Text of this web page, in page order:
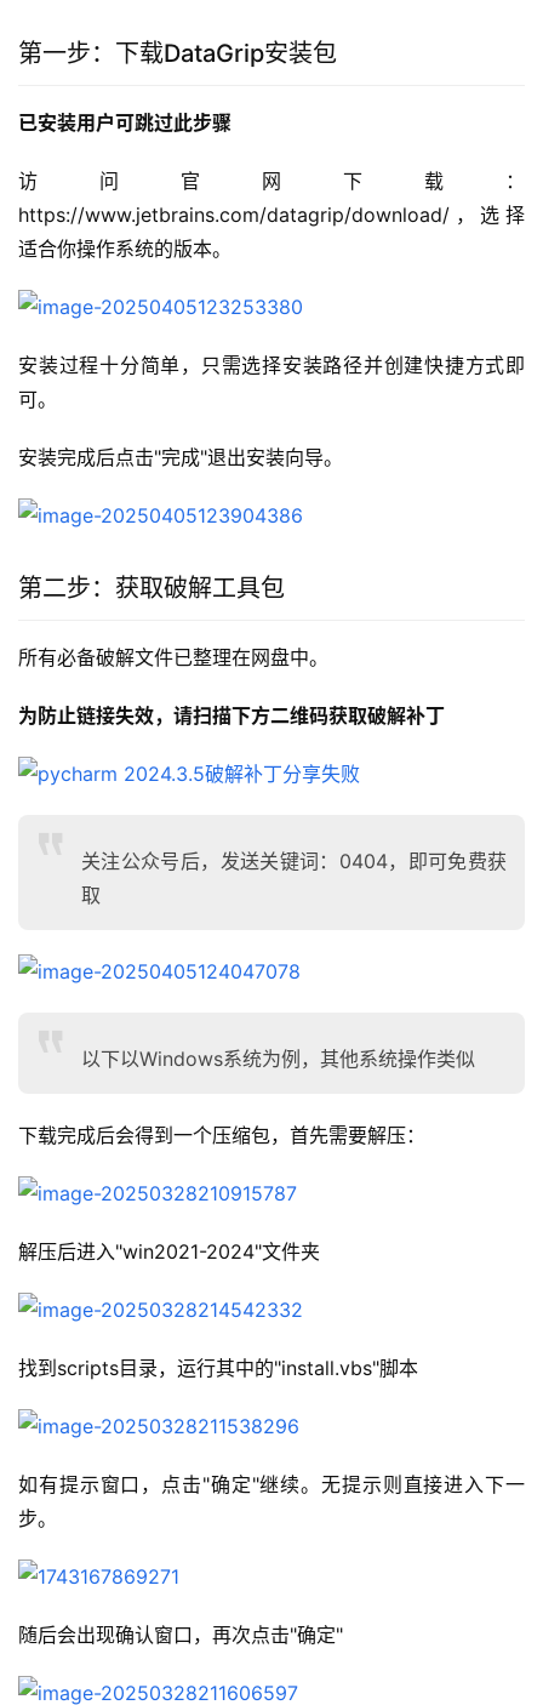
第一步：下载DataGrip安装包
已安装用户可跳过此步骤
访问官网下载：
https://www.jetbrains.com/datagrip/download/，选择
适合你操作系统的版本。
安装过程十分简单，只需选择安装路径并创建快捷方式即
可。
安装完成后点击"完成"退出安装向导。
第二步：获取破解工具包
所有必备破解文件已整理在网盘中。
为防止链接失效，请扫描下方二维码获取破解补丁
关注公众号后，发送关键词：0404，即可免费获
取
以下以Windows系统为例，其他系统操作类似
下载完成后会得到一个压缩包，首先需要解压：
解压后进入"win2021-2024"文件夹
找到scripts目录，运行其中的"install.vbs"脚本
如有提示窗口，点击"确定"继续。无提示则直接进入下一
步。
随后会出现确认窗口，再次点击"确定"